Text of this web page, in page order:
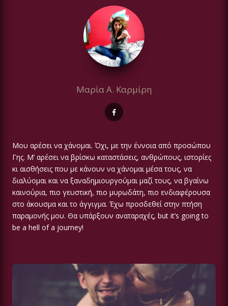
Μαρία Α. Καρμίρη
Μου αρέσει να χάνομαι. Όχι, με την έννοια από προσώπου
Γης. Μ’ αρέσει να βρίσκω καταστάσεις, ανθρώπους, ιστορίες
κι αισθήσεις που με κάνουν να χάνομαι μέσα τους, να
διαλύομαι και να ξαναδημιουργούμαι μαζί τους, να βγαίνω
καινούρια, πιο γευστική, πιο μυρωδάτη, πιο ενδιαφέρουσα
στο άκουσμα και το άγγιγμα. Έχω προσδεθεί στην πτήση
παραμονής μου. Θα υπάρξουν αναταραχές, but it’s going to
be a hell of a journey!